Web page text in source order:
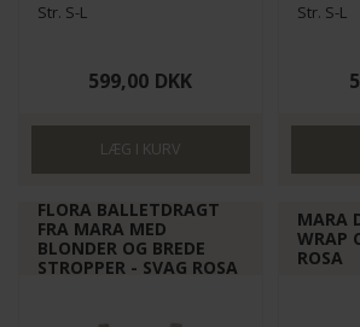
Str. S-L
599,00 DKK
Str. S-L
FLORA BALLETDRAGT
FRA MARA MED
BLONDER OG BREDE
STROPPER - SVAG ROSA
MARA
WRAP
ROSA